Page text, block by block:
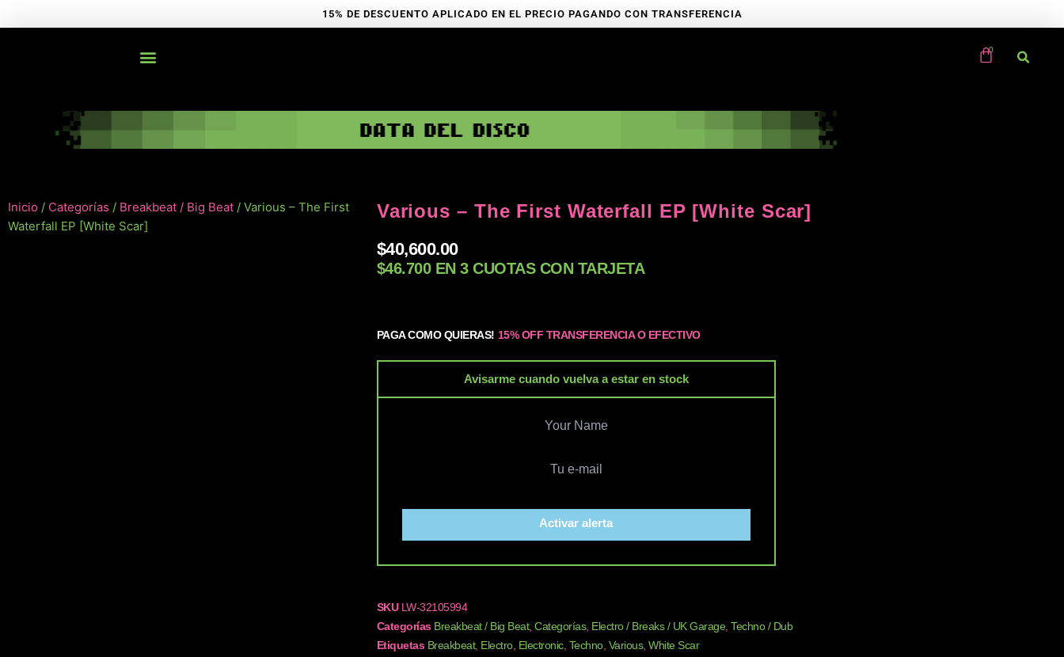
al
15% DE DESCUENTO APLICADO EN EL PRECIO PAGANDO CON TRANSFERENCIA
Inicio / Categorías / Breakbeat / Big Beat / Various – The First
Waterfall EP [White Scar]
Various – The First Waterfall EP [White Scar]
$40,600.00
$46.700 EN 3 CUOTAS CON TARJETA
PAGA COMO QUIERAS! 15% OFF TRANSFERENCIA O EFECTIVO
Avisarme cuando vuelva a estar en stock
Activar alerta
SKU LW-32105994
Categorías Breakbeat / Big Beat,Categorías, Electro / Breaks / UK Garage,Techno / Dub
Etiquetas Breakbeat, Electro, Electronic, Techno, Various,White Scar